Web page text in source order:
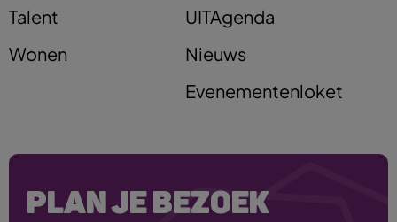
Talent
Wonen
UITAgenda
Nieuws
Evenementenloket
PLAN JE BEZOEK